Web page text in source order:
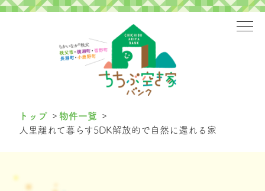
トップ > 物件一覧
>
人里離れて暮らす5DK解放的で自然に還れる家